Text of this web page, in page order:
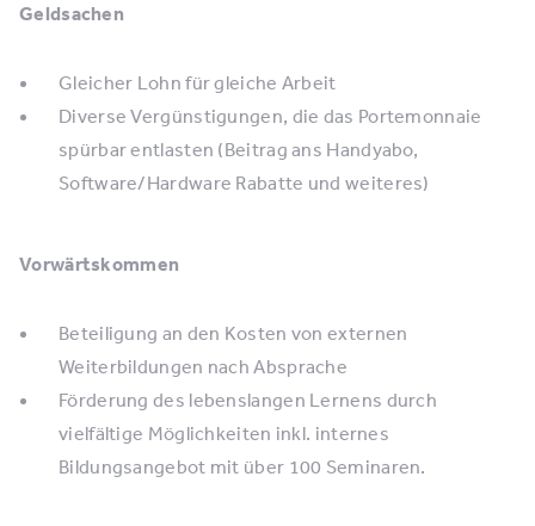
Geldsachen
Gleicher Lohn für gleiche Arbeit
Diverse Vergünstigungen, die das Portemonnaie
spürbar entlasten (Beitrag ans Handyabo,
Software/Hardware Rabatte und weiteres)
Vorwärtskommen
Beteiligung an den Kosten von externen
Weiterbildungen nach Absprache
Förderung des lebenslangen Lernens durch
vielfältige Möglichkeiten inkl. internes
Bildungsangebot mit über 100 Seminaren.